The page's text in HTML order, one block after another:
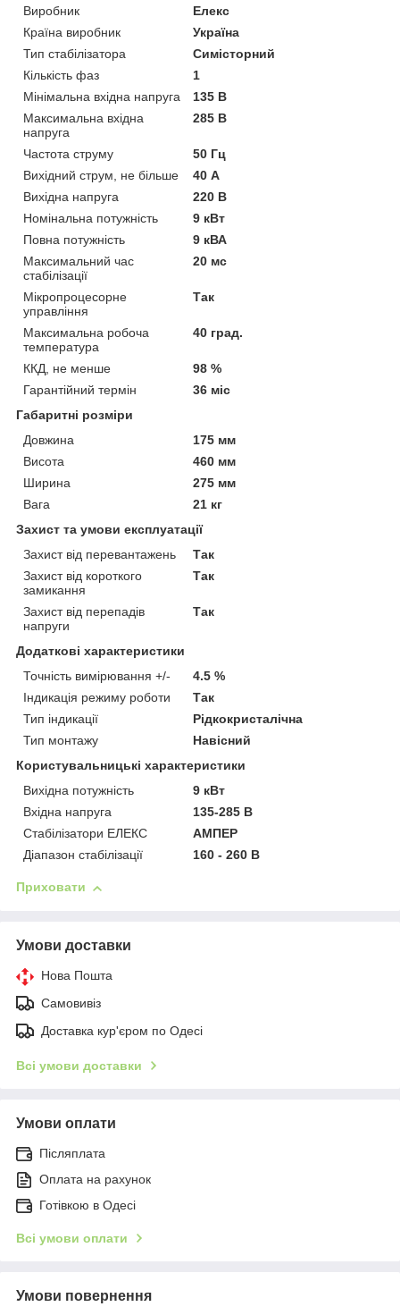
Виробник
Елекс
Країна виробник
Україна
Тип стабілізатора
Симісторний
Кількість фаз
1
Мінімальна вхідна напруга
135 В
Максимальна вхідна
напруга
285 В
Частота струму
50 Гц
Вихідний струм, не більше
40 А
Вихідна напруга
220 В
Номінальна потужність
9 кВт
Повна потужність
9 кВА
Максимальний час
стабілізації
20 мс
Мікропроцесорне
управління
Так
Максимальна робоча
температура
40 град.
ККД, не менше
98 %
Гарантійний термін
36 міс
Габаритні розміри
Довжина
175 мм
Висота
460 мм
Ширина
275 мм
Вага
21 кг
Захист та умови експлуатації
Захист від перевантажень
Так
Захист від короткого
замикання
Так
Захист від перепадів
напруги
Так
Додаткові характеристики
Точність вимірювання +/-
4.5 %
Індикація режиму роботи
Так
Тип індикації
Рідкокристалічна
Тип монтажу
Навісний
Користувальницькі характеристики
Вихідна потужність
9 кВт
Вхідна напруга
135-285 В
Стабілізатори ЕЛЕКС
АМПЕР
Діапазон стабілізації
160 - 260 В
Приховати
Умови доставки
Нова Пошта
Самовивіз
Доставка кур'єром по Одесі
Всі умови доставки
Умови оплати
Післяплата
Оплата на рахунок
Готівкою в Одесі
Всі умови оплати
Умови повернення